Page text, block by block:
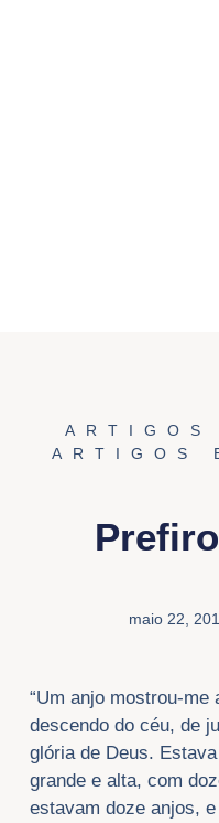
ARTIGOS
ARTIGOS
maio 22,
“Um anjo mostrou-me
descendo do céu, de
glória de Deus.
grande e alta, com
estavam doze anjos,